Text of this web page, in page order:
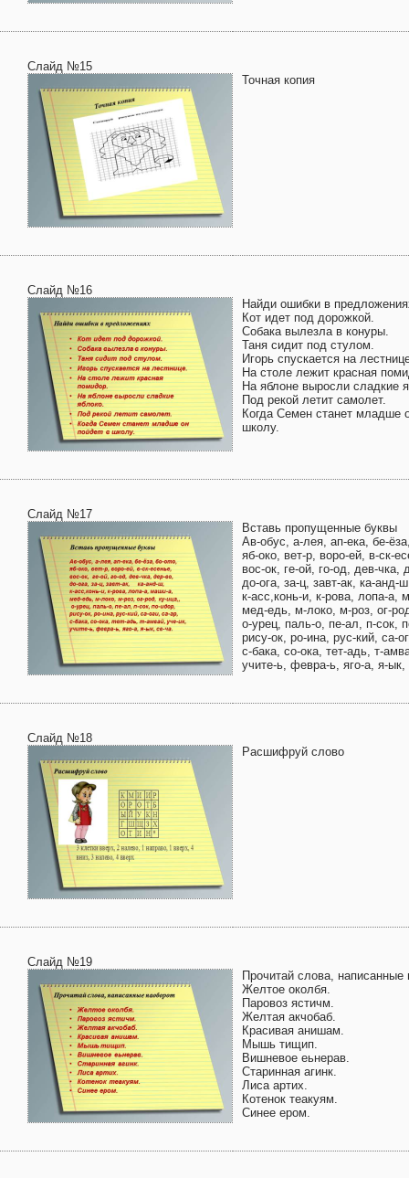
Слайд №15
Точная копия
Слайд №16
Найди ошибки в
Кот идет под дорожкой.
Собака вылезла в конуры.
Таня сидит под стулом.
Игорь спускается на
На столе лежит красная
На яблоне выросли сладкие
Под рекой летит самолет.
Когда Семен станет младше
школу.
Слайд №17
Вставь пропущенные буквы
Ав-обус, а-лея, ап-ека, бе-
яб-око, вет-р, воро-ей, в-ск-
вос-ок, ге-ой, го-од, дев-чка,
до-ога, за-ц, завт-ак, ка-анд-
к-асс,конь-и, к-рова, лопа-а,
мед-едь, м-локо, м-роз, ог-
о-урец, паль-о, пе-ал, п-сок,
рису-ок, ро-ина, рус-кий, са-
с-бака, со-ока, тет-адь, т-
учите-ь, февра-ь, яго-а, я-ык,
Слайд №18
Расшифруй слово
Слайд №19
Прочитай слова, написанные
Желтое околбя.
Паровоз ястичм.
Желтая акчобаб.
Красивая анишам.
Мышь тищип.
Вишневое еьнерав.
Старинная агинк.
Лиса артих.
Котенок теакуям.
Синее ером.